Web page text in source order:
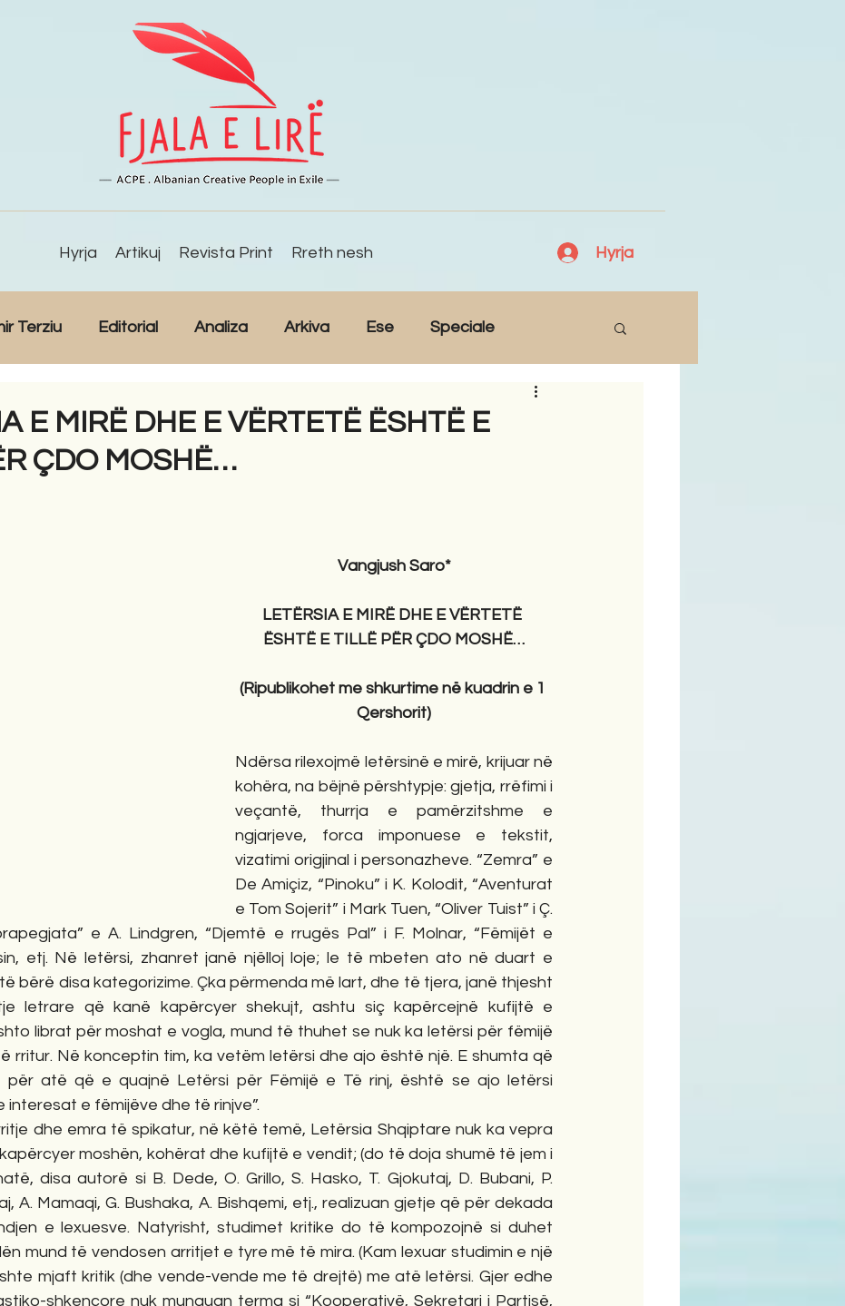
Hyrja Artikuj Revista Print Rreth nesh Hyrja
Terziu Editorial Analiza Arkiva Ese Speciale
Tregime Novela Romane
E MIRË DHE E VËRTETË ËSHTË E
ÇDO MOSHË…
Vangjush Saro*
LETËRSIA E MIRË DHE E VËRTETË
ËSHTË E TILLË PËR ÇDO MOSHË…
(Ripublikohet me shkurtime në kuadrin e 1
Qershorit)
Ndërsa rilexojmë letërsinë e mirë, krijuar në
kohëra, na bëjnë përshtypje: gjetja, rrëfimi i
veçantë, thurrja e pamërzitshme e
ngjarjeve, forca imponuese e tekstit,
vizatimi origjinal i personazheve. “Zemra” e
De Amiçiz, “Pinoku” i K. Kolodit, “Aventurat
e Tom Sojerit” i Mark Tuen, “Oliver Tuist” i Ç.
e A. Lindgren, “Djemtë e rrugës Pal” i F. Molnar, “Fëmijët e
etj. Në letërsi, zhanret janë njëlloj loje; le të mbeten ato në duart e
bërë disa kategorizime. Çka përmenda më lart, dhe të tjera, janë thjesht
letrare që kanë kapërcyer shekujt, ashtu siç kapërcejnë kufijtë e
librat për moshat e vogla, mund të thuhet se nuk ka letërsi për fëmijë
rritur. Në konceptin tim, ka vetëm letërsi dhe ajo është një. E shumta që
për atë që e quajnë Letërsi për Fëmijë e Të rinj, është se ajo letërsi
interesat e fëmijëve dhe të rinjve”.
dhe emra të spikatur, në këtë temë, Letërsia Shqiptare nuk ka vepra
moshën, kohërat dhe kufijtë e vendit; (do të doja shumë të jem i
disa autorë si B. Dede, O. Grillo, S. Hasko, T. Gjokutaj, D. Bubani, P.
A. Mamaqi, G. Bushaka, A. Bishqemi, etj., realizuan gjetje që për dekada
e lexuesve. Natyrisht, studimet kritike do të kompozojnë si duhet
mund të vendosen arritjet e tyre më të mira. (Kam lexuar studimin e një
mjaft kritik (dhe vende-vende me të drejtë) me atë letërsi. Gjer edhe
shkencore nuk munguan terma si “Kooperativë, Sekretari i Partisë,